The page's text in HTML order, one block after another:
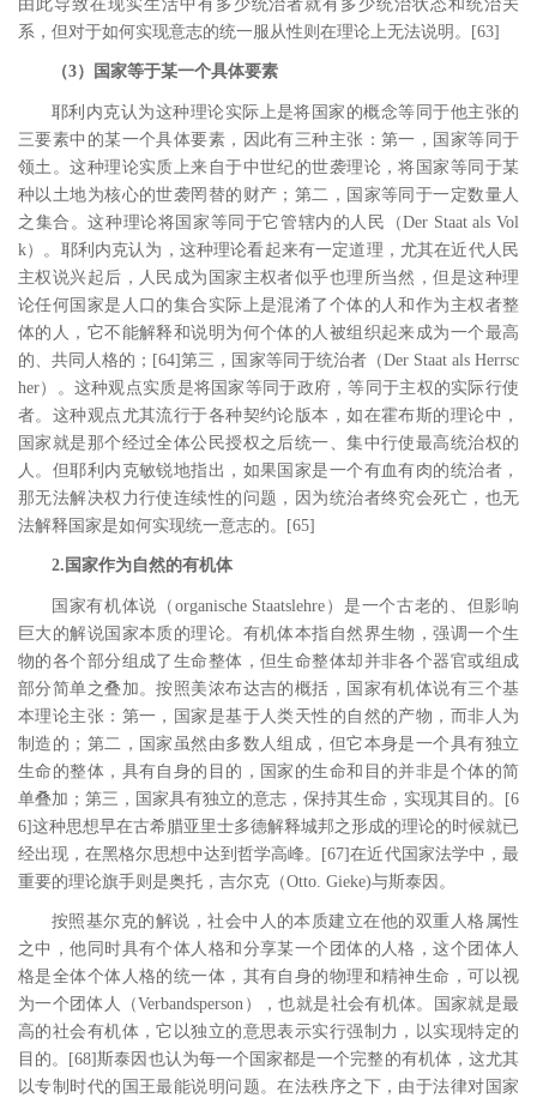
由此导致在现实生活中有多少统治者就有多少统治状态和统治关
系，但对于如何实现意志的统一服从性则在理论上无法说明。
[63]
（3）国家等于某一个具体要素
耶利内克认为这种理论实际上是将国家的概念等同于他主张的
三要素中的某一个具体要素，因此有三种主张：第一，国家等同于
领土。这种理论实质上来自于中世纪的世袭理论，将国家等同于某
种以土地为核心的世袭罔替的财产；第二，国家等同于一定数量人
之集合。这种理论将国家等同于它管辖内的人民（Der Staat als Vol
k）。耶利内克认为，这种理论看起来有一定道理，尤其在近代人民
主权说兴起后，人民成为国家主权者似乎也理所当然，但是这种理
论任何国家是人口的集合实际上是混淆了个体的人和作为主权者整
体的人，它不能解释和说明为何个体的人被组织起来成为一个最高
的、共同人格的； [64]第三，国家等同于统治者（Der Staat als Herrsc
her）。这种观点实质是将国家等同于政府，等同于主权的实际行使
者。这种观点尤其流行于各种契约论版本，如在霍布斯的理论中，
国家就是那个经过全体公民授权之后统一、集中行使最高统治权的
人。但耶利内克敏锐地指出，如果国家是一个有血有肉的统治者，
那无法解决权力行使连续性的问题，因为统治者终究会死亡，也无
法解释国家是如何实现统一意志的。
[65]
2.国家作为自然的有机体
国家有机体说（ organische Staatslehre ）是一个古老的、但影响
巨大的解说国家本质的理论。有机体本指自然界生物，强调一个生
物的各个部分组成了生命整体，但生命整体却并非各个器官或组成
部分简单之叠加。按照美浓布达吉的概括，国家有机体说有三个基
本理论主张：第一，国家是基于人类天性的自然的产物，而非人为
制造的；第二，国家虽然由多数人组成，但它本身是一个具有独立
生命的整体，具有自身的目的，国家的生命和目的并非是个体的简
单叠加；第三，国家具有独立的意志，保持其生命，实现其目的。 [6
6]这种思想早在古希腊亚里士多德解释城邦之形成的理论的时候就已
经出现，在黑格尔思想中达到哲学高峰。 [67]在近代国家法学中，最
重要的理论旗手则是奥托，吉尔克（Otto. Gieke)与斯泰因。
按照基尔克的解说，社会中人的本质建立在他的双重人格属性
之中，他同时具有个体人格和分享某一个团体的人格，这个团体人
格是全体个体人格的统一体，其有自身的物理和精神生命，可以视
为一个团体人（Verbandsperson ），也就是社会有机体。国家就是最
高的社会有机体，它以独立的意思表示实行强制力，以实现特定的
目的。
[68]斯泰因也认为每一个国家都是一个完整的有机体，这尤其
以专制时代的国王最能说明问题。在法秩序之下，由于法律对国家